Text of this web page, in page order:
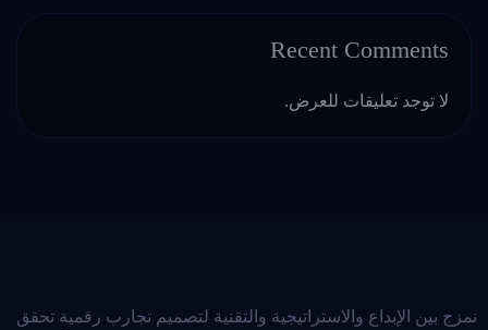
Recent Comments
لا توجد تعليقات للعرض.
نمزج بين الإبداع والاستراتيجية والتقنية لتصميم تجارب رقمية تحقق